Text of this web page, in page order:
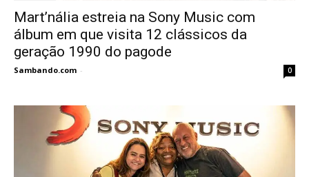
Mart’nália estreia na Sony Music com
álbum em que visita 12 clássicos da
geração 1990 do pagode
Sambando.com - 0